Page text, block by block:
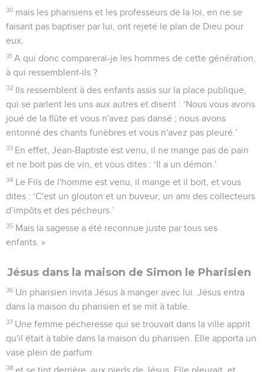
30 mais les pharisiens et les professeurs de la loi, en ne se
faisant pas baptiser par lui, ont rejeté le plan de Dieu pour
eux.
31 A qui donc comparerai-je les hommes de cette génération,
à qui ressemblent-ils ?
32 Ils ressemblent à des enfants assis sur la place publique,
qui se parlent les uns aux autres et disent : ‘Nous vous avons
joué de la flûte et vous n'avez pas dansé ; nous avons
entonné des chants funèbres et vous n'avez pas pleuré.’
33 En effet, Jean-Baptiste est venu, il ne mange pas de pain
et ne boit pas de vin, et vous dites : ‘Il a un démon.’
34 Le Fils de l'homme est venu, il mange et il boit, et vous
dites : ‘C'est un glouton et un buveur, un ami des collecteurs
d’impôts et des pécheurs.’
35 Mais la sagesse a été reconnue juste par tous ses
enfants. »
Jésus dans la maison de Simon le Pharisien
36 Un pharisien invita Jésus à manger avec lui. Jésus entra
dans la maison du pharisien et se mit à table.
37 Une femme pécheresse qui se trouvait dans la ville apprit
qu'il était à table dans la maison du pharisien. Elle apporta un
vase plein de parfum
38 et se tint derrière, aux pieds de Jésus. Elle pleurait, et